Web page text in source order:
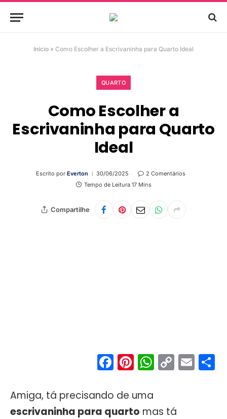
Início » Como Escolher a Escrivaninha para Quarto Ideal
QUARTO
Como Escolher a
Escrivaninha para Quarto
Ideal
Escrito por Everton 30/06/2025
2 Comentários
Tempo de Leitura 17 Mins
Compartilhe
Facebook
Pinterest
Copy
Link
Amiga, tá precisando de uma
escrivaninha para quarto mas tá